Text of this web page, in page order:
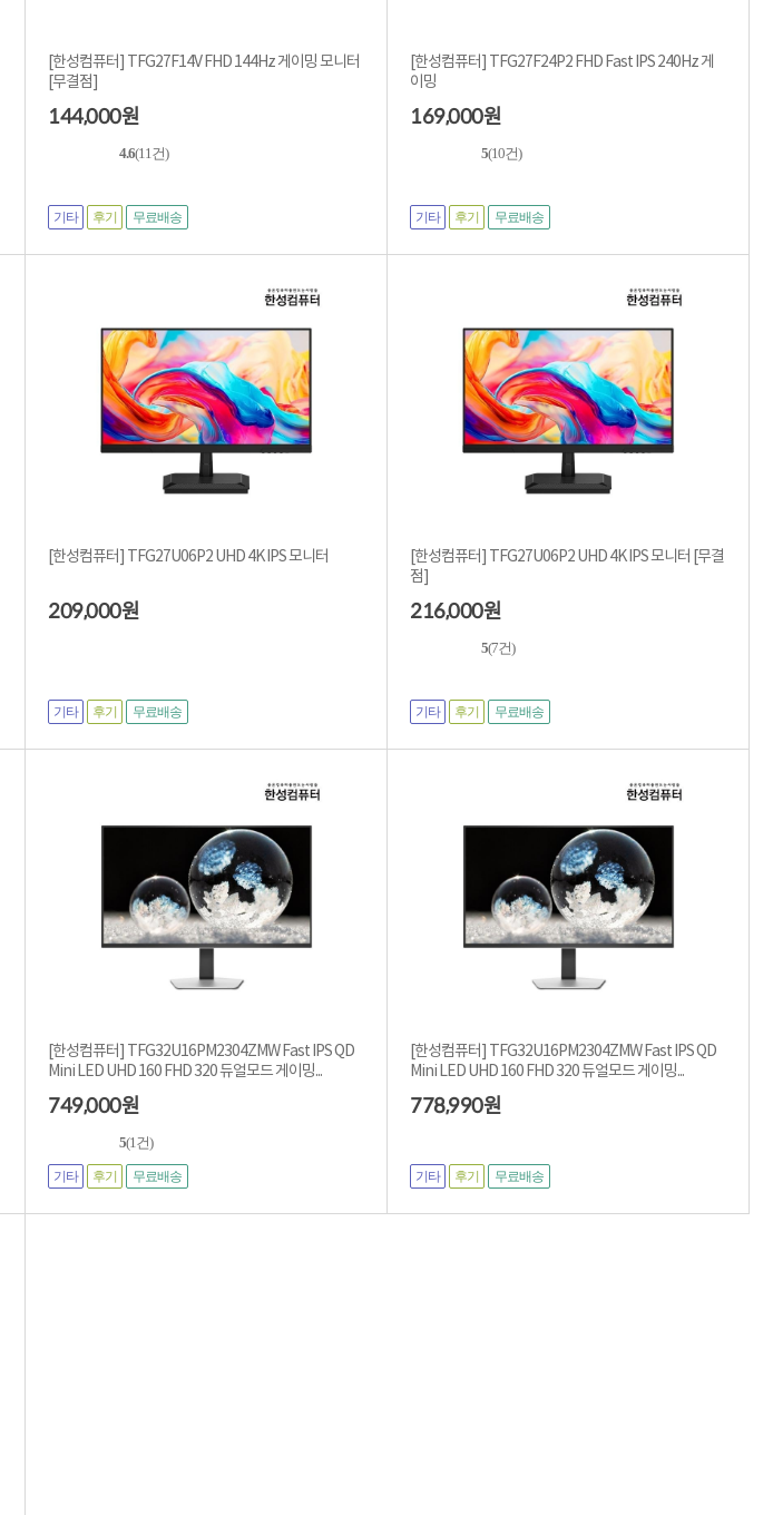
[한성컴퓨터] TFG27F14V FHD 144Hz 게이밍 모니터
[무결점]
144,000원
4.6(11건)
무료배송
기타 후기
[한성컴퓨터] TFG27F24P2 FHD Fast IPS 240Hz 게
이밍
169,000원
5(10건)
무료배송
기타 후기
[한성컴퓨터] TFG27U06P2 UHD 4K IPS 모니터
209,000원
무료배송
기타 후기
[한성컴퓨터] TFG27U06P2 UHD 4K IPS 모니터 [무결
점]
216,000원
5(7건)
무료배송
기타 후기
[한성컴퓨터] TFG32U16PM2304ZMW Fast IPS QD
Mini LED UHD 160 FHD 320 듀얼모드 게이밍...
749,000원
5(1건)
무료배송
기타 후기
[한성컴퓨터] TFG32U16PM2304ZMW Fast IPS QD
Mini LED UHD 160 FHD 320 듀얼모드 게이밍...
778,990원
무료배송
기타 후기